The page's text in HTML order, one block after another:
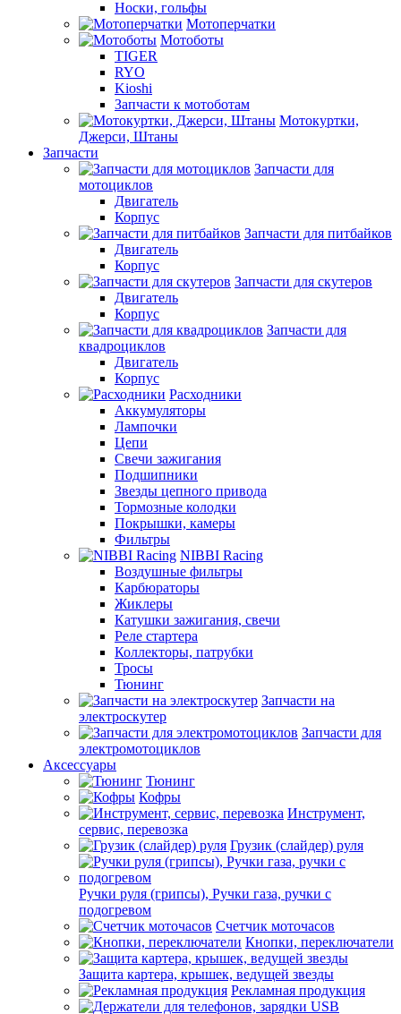
Носки, гольфы
Мотоперчатки
Мотоботы
TIGER
RYO
Kioshi
Запчасти к мотоботам
Мотокуртки,
Джерси, Штаны
Запчасти
Запчасти для
мотоциклов
Двигатель
Корпус
Запчасти для питбайков
Двигатель
Корпус
Запчасти для скутеров
Двигатель
Корпус
Запчасти для
квадроциклов
Двигатель
Корпус
Расходники
Аккумуляторы
Лампочки
Цепи
Свечи зажигания
Подшипники
Звезды цепного привода
Тормозные колодки
Покрышки, камеры
Фильтры
NIBBI Racing
Воздушные фильтры
Карбюраторы
Жиклеры
Катушки зажигания, свечи
Реле стартера
Коллекторы, патрубки
Тросы
Тюнинг
Запчасти на
электроскутер
Запчасти для
электромотоциклов
Аксессуары
Тюнинг
Кофры
Инструмент,
сервис, перевозка
Грузик (слайдер) руля
Ручки руля (грипсы), Ручки газа, ручки с
подогревом
Счетчик моточасов
Кнопки, переключатели
Защита картера, крышек, ведущей звезды
Рекламная продукция